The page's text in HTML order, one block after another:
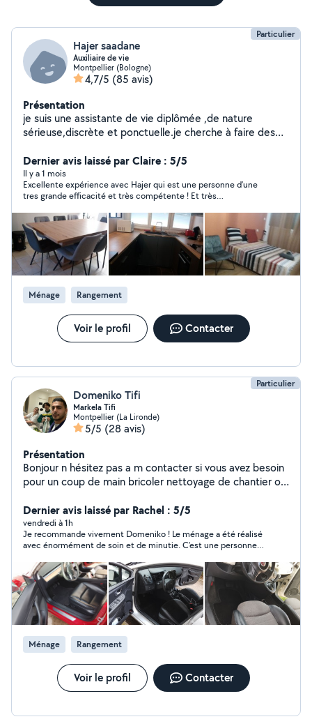
Particulier
Hajer saadane
Auxiliaire de vie
Montpellier (Bologne)
4,7/5 (85 avis)
Présentation
je suis une assistante de vie diplômée ,de nature
sérieuse,discrète et ponctuelle.je cherche à faire des
Dernier avis laissé par Claire : 5/5
Il y a 1 mois
Excellente expérience avec Hajer qui est une personne d’une
tres grande efficacité et très compétente ! Et très
appartement avant l’état des lieux de sortie avec beaucoup de
soin pour un résultat nickel. Merci beaucoup !
Ménage Rangement
Voir le profil Contacter
Particulier
Domeniko Tifi
Markela Tifi
Montpellier (La Lironde)
5/5 (28 avis)
Présentation
Bonjour n hésitez pas a m contacter si vous avez besoin
pour un coup de main bricoler nettoyage de chantier ou
Dernier avis laissé par Rachel : 5/5
vendredi à 1h
Je recommande vivement Domeniko ! Le ménage a été réalisé
avec énormément de soin et de minutie. C’est une personne
satisfaite de son travail.
Ménage Rangement
Voir le profil Contacter